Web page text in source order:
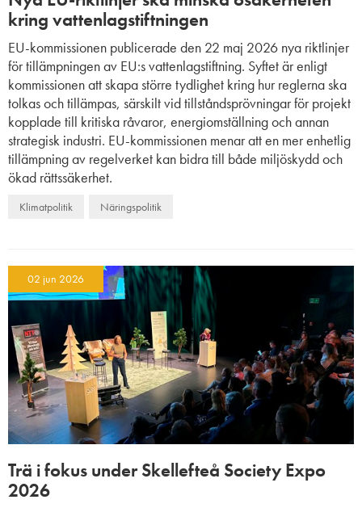
kring vattenlagstiftningen
EU-kommissionen publicerade den 22 maj 2026 nya riktlinjer
för tillämpningen av EU:s vattenlagstiftning. Syftet är enligt
kommissionen att skapa större tydlighet kring hur reglerna ska
tolkas och tillämpas, särskilt vid tillståndsprövningar för projekt
kopplade till kritiska råvaror, energiomställning och annan
strategisk industri. EU-kommissionen menar att en mer enhetlig
tillämpning av regelverket kan bidra till både miljöskydd och
ökad rättssäkerhet.
Klimatpolitik Näringspolitik
02 jun 2026
Trä i fokus under Skellefteå Society Expo
2026